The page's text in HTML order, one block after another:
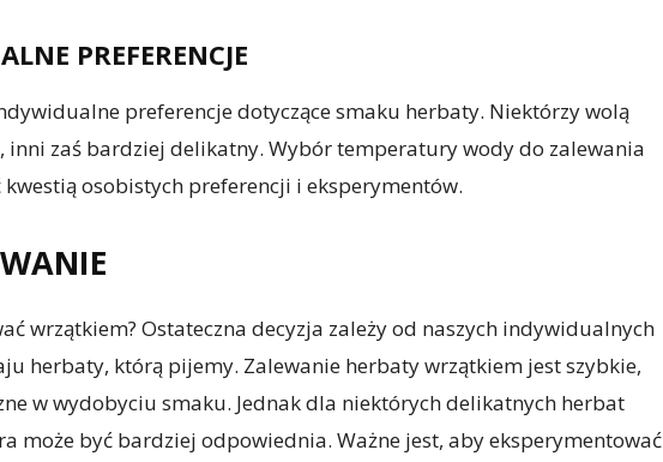
PREFERENCJE
preferencje dotyczące smaku herbaty. Niektórzy wolą
inni zaś bardziej delikatny. Wybór temperatury wody do zalewania
osobistych preferencji i eksperymentów.
wrzątkiem? Ostateczna decyzja zależy od naszych indywidualnych
herbaty, którą pijemy. Zalewanie herbaty wrzątkiem jest szybkie,
w wydobyciu smaku. Jednak dla niektórych delikatnych herbat
może być bardziej odpowiednia. Ważne jest, aby eksperymentować